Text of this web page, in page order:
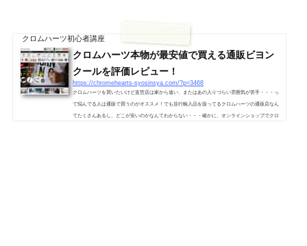
クロムハーツ初心者講座
クロムハーツ本物が最安値で買える通販ビヨン
クールを評価レビュー！
https://chromehearts-syosinsya.com/?p=3468
クロムハーツを買いたいけど直営店は家から遠い、またはあの入りづらい雰囲気が苦手・・・っ
て悩んでる人は通販で買うのがオススメ！でも並行輸入品を扱ってるクロムハーツの通販店なん
てたくさんあるし、どこが安いのかなんてわからない・・・確かに、オンラインショップでクロ